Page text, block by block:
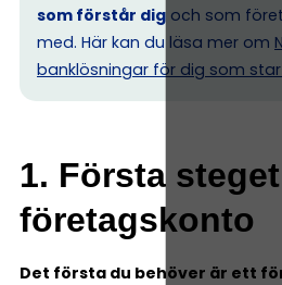
som förstår dig och som
med. Här kan du läsa mer om
banklösningar för dig som
1. Första
företagskonto
Det första du behöver är ett